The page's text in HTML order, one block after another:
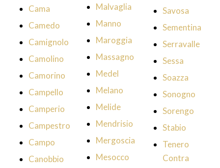
Cama
Camedo
Camignolo
Camolino
Camorino
Campello
Camperio
Campestro
Campo
Canobbio
Malvaglia
Manno
Maroggia
Massagno
Medel
Melano
Melide
Mendrisio
Mergoscia
Mesocco
Savosa
Sementina
Serravalle
Sessa
Soazza
Sonogno
Sorengo
Stabio
Tenero
Contra